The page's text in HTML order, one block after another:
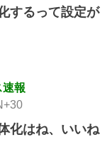
するって設定が
報
化はね、いいね